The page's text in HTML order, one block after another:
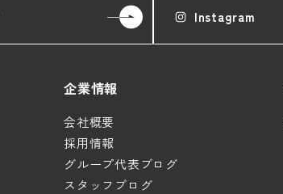
Instagram
企業情報
会社概要
採用情報
グループ代表ブログ
スタッフブログ